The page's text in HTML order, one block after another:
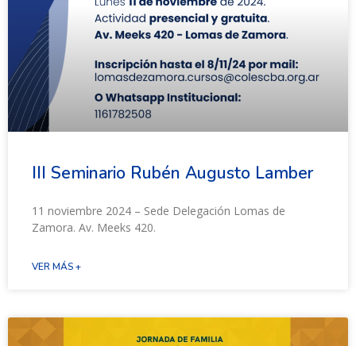
III Seminario Rubén Augusto Lamber
11 noviembre 2024 – Sede Delegación Lomas de
Zamora. Av. Meeks 420.
VER MÁS +